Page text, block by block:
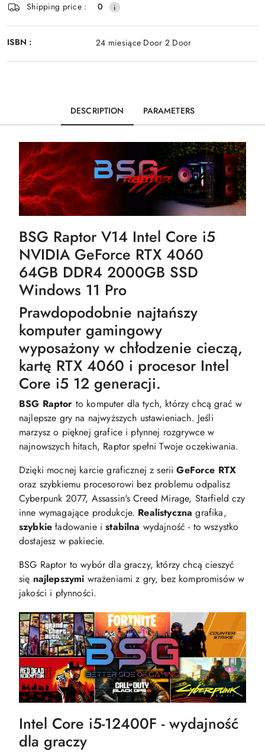
Shipping price :
0
ISBN : 24 miesiące Door 2 Door
DESCRIPTION PARAMETERS
BSG Raptor V14 Intel Core i5
NVIDIA GeForce RTX 4060
64GB DDR4 2000GB SSD
Windows 11 Pro
Prawdopodobnie najtańszy
komputer gamingowy
wyposażony w chłodzenie cieczą,
kartę RTX 4060 i procesor Intel
Core i5 12 generacji.
BSG Raptor to komputer dla tych, którzy chcą grać w
najlepsze gry na najwyższych ustawieniach. Jeśli
marzysz o pięknej grafice i płynnej rozgrywce w
najnowszych hitach, Raptor spełni Twoje oczekiwania.
Dzięki mocnej karcie graficznej z seriiGeForce RTX
oraz szybkiemu procesorowi bez problemu odpalisz
Cyberpunk 2077, Assassin's Creed Mirage, Starfield czy
inne wymagające produkcje. Realistyczna grafika,
szybkie ładowanie istabilna wydajność - to wszystko
dostajesz w pakiecie.
BSG Raptor to wybór dla graczy, którzy chcą cieszyć
się najlepszymi wrażeniami z gry, bez kompromisów w
jakości i płynności.
Intel Core i5-12400F - wydajność
dla graczy